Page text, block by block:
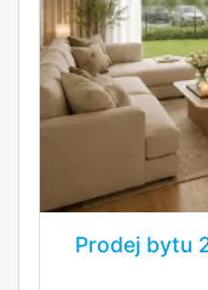
Prodej bytu